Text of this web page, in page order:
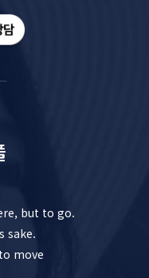
but to go.
sake.
move